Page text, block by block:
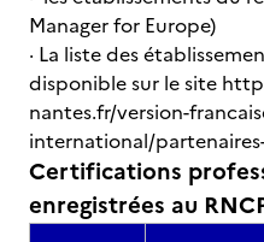
Manager for Europe)
· La liste des
disponible sur le site
nantes.fr/version-
international/
Certifications
enregistrées au